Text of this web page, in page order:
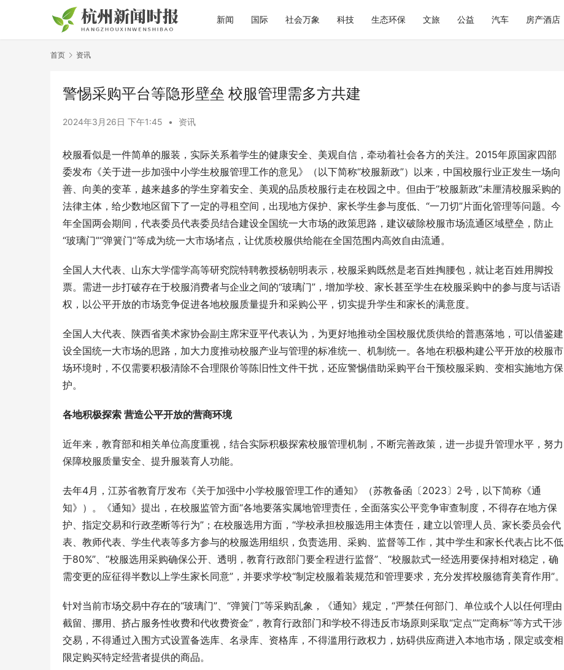
新闻 国际 社会万象 科技 生态环保 文旅 公益 汽车 房产酒店
首页 资讯
警惕采购平台等隐形壁垒 校服管理需多方共建
2024年3月26日 下午1:45 • 资讯
校服看似是一件简单的服装，实际关系着学生的健康安全、美观自信，牵动着社会各方的关注。2015年原国家四部
委发布《关于进一步加强中小学生校服管理工作的意见》（以下简称“校服新政”）以来，中国校服行业正发生一场向
善、向美的变革，越来越多的学生穿着安全、美观的品质校服行走在校园之中。但由于“校服新政”未厘清校服采购的
法律主体，给少数地区留下了一定的寻租空间，出现地方保护、家长学生参与度低、“一刀切”片面化管理等问题。今
年全国两会期间，代表委员代表委员结合建设全国统一大市场的政策思路，建议破除校服市场流通区域壁垒，防止
“玻璃门”“弹簧门”等成为统一大市场堵点，让优质校服供给能在全国范围内高效自由流通。
全国人大代表、山东大学儒学高等研究院特聘教授杨朝明表示，校服采购既然是老百姓掏腰包，就让老百姓用脚投
票。需进一步打破存在于校服消费者与企业之间的“玻璃门”，增加学校、家长甚至学生在校服采购中的参与度与话语
权，以公平开放的市场竞争促进各地校服质量提升和采购公平，切实提升学生和家长的满意度。
全国人大代表、陕西省美术家协会副主席宋亚平代表认为，为更好地推动全国校服优质供给的普惠落地，可以借鉴建
设全国统一大市场的思路，加大力度推动校服产业与管理的标准统一、机制统一。各地在积极构建公平开放的校服市
场环境时，不仅需要积极清除不合理限价等陈旧性文件干扰，还应警惕借助采购平台干预校服采购、变相实施地方保
护。
各地积极探索 营造公平开放的营商环境
近年来，教育部和相关单位高度重视，结合实际积极探索校服管理机制，不断完善政策，进一步提升管理水平，努力
保障校服质量安全、提升服装育人功能。
去年4月，江苏省教育厅发布《关于加强中小学校服管理工作的通知》（苏教备函〔2023〕2号，以下简称《通
知》）。《通知》提出，在校服监管方面“各地要落实属地管理责任，全面落实公平竞争审查制度，不得存在地方保
护、指定交易和行政垄断等行为”；在校服选用方面，“学校承担校服选用主体责任，建立以管理人员、家长委员会代
表、教师代表、学生代表等多方参与的校服选用组织，负责选用、采购、监督等工作，其中学生和家长代表占比不低
于80%”、“校服选用采购确保公开、透明，教育行政部门要全程进行监督”、“校服款式一经选用要保持相对稳定，确
需变更的应征得半数以上学生家长同意”，并要求学校“制定校服着装规范和管理要求，充分发挥校服德育美育作用”。
针对当前市场交易中存在的“玻璃门”、“弹簧门”等采购乱象，《通知》规定，“严禁任何部门、单位或个人以任何理由
截留、挪用、挤占服务性收费和代收费资金”，教育行政部门和学校不得违反市场原则采取“定点”“定商标”等方式干涉
交易，不得通过入围方式设置备选库、名录库、资格库，不得滥用行政权力，妨碍供应商进入本地市场，限定或变相
限定购买特定经营者提供的商品。